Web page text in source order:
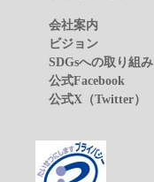
会社案内
ビジョン
SDGsへの取り組み
公式Facebook
公式X（Twitter）